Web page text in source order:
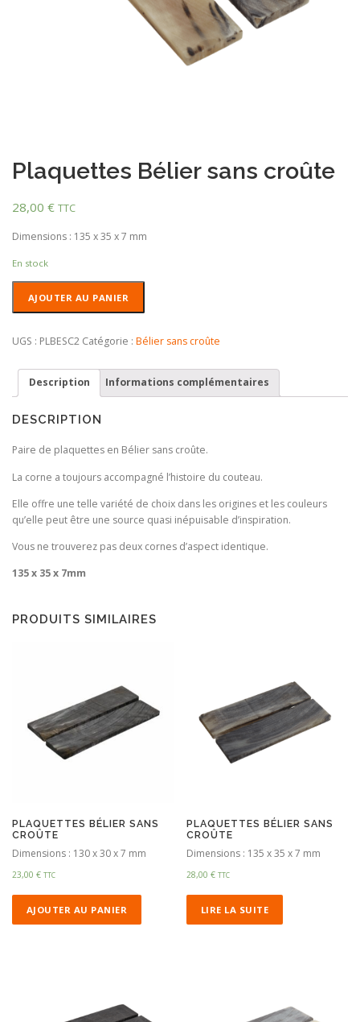
Plaquettes Bélier sans croûte
28,00 € TTC
Dimensions : 135 x 35 x 7 mm
En stock
Bélier
croûte
AJOUTER AU PANIER
UGS : PLBESC2 Catégorie : Bélier sans croûte
Description Informations complémentaires
DESCRIPTION
Paire de plaquettes en Bélier sans croûte.
La corne a toujours accompagné l’histoire du couteau.
Elle offre une telle variété de choix dans les origines et les couleurs
qu’elle peut être une source quasi inépuisable d’inspiration.
Vous ne trouverez pas deux cornes d’aspect identique.
135 x 35 x 7mm
PRODUITS SIMILAIRES
PLAQUETTES BÉLIER SANS
CROÛTE
Dimensions : 130 x 30 x 7 mm
23,00 € TTC
AJOUTER AU PANIER
PLAQUETTES BÉLIER SANS
CROÛTE
Dimensions : 135 x 35 x 7 mm
28,00€ TTC
LIRE LA SUITE